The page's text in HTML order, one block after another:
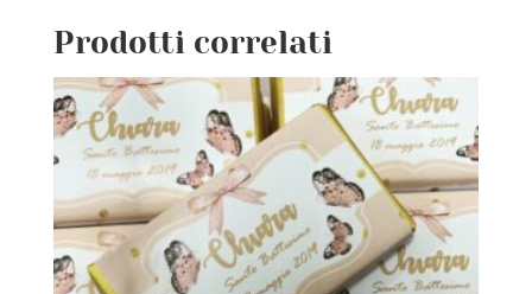
Prodotti correlati